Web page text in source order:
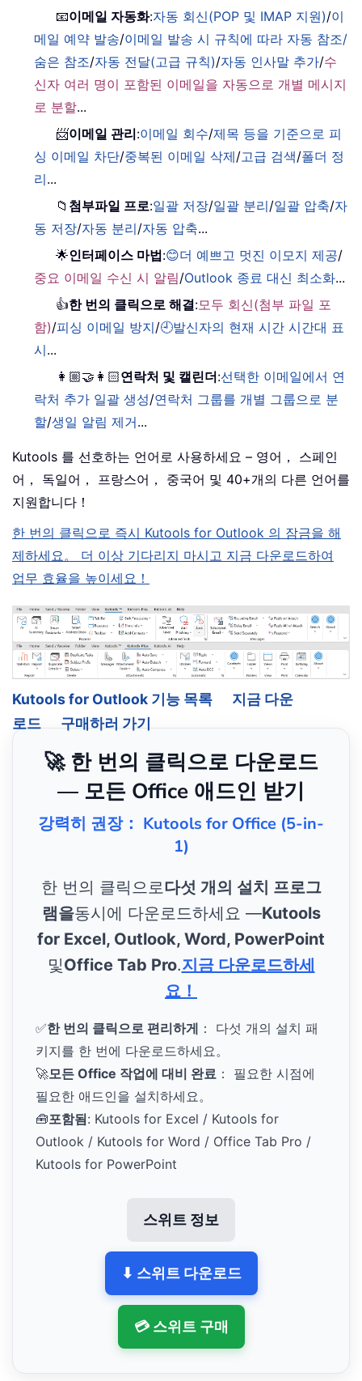
📧이메일 자동화:자동 회신(POP 및 IMAP 지원)/이
메일 예약 발송/이메일 발송 시 규칙에 따라 자동 참조/
숨은 참조/자동 전달(고급 규칙)/자동 인사말 추가/수
신자 여러 명이 포함된 이메일을 자동으로 개별 메시지
로 분할...
📨이메일 관리:이메일 회수/제목 등을 기준으로 피
싱 이메일 차단/중복된 이메일 삭제/고급 검색/폴더 정
리...
📁 첨부파일 프로:일괄 저장/일괄 분리/일괄 압축/자
동 저장/자동 분리/자동 압축...
🌟인터페이스 마법:😊더 예쁘고 멋진 이모지 제공/
중요 이메일 수신 시 알림/Outlook 종료 대신 최소화...
👍한 번의 클릭으로 해결:모두 회신(첨부 파일 포
함)/피싱 이메일 방지/🕘발신자의 현재 시간 시간대 표
시...
👩🏼‍🤝‍👩🏻연락처 및 캘린더:선택한 이메일에서 연
락처 추가 일괄 생성/연락처 그룹를 개별 그룹으로 분
할/생일 알림 제거...
Kutools 를 선호하는 언어로 사용하세요 – 영어， 스페인
어， 독일어， 프랑스어， 중국어 및 40+개의 다른 언어를
지원합니다！
한 번의 클릭으로 즉시 Kutools for Outlook 의 잠금을 해
제하세요。 더 이상 기다리지 마시고 지금 다운로드하여
업무 효율을 높이세요！
Kutools for Outlook 기능 목록
지금 다운
로드
구매하러 가기
🚀 한 번의 클릭으로 다운로드
— 모든 Office 애드인 받기
강력히 권장： Kutools for Office (5-in-
1)
한 번의 클릭으로다섯 개의 설치 프로그
램을동시에 다운로드하세요 —Kutools
for Excel, Outlook, Word, PowerPoint
및Office Tab Pro.지금 다운로드하세
요！
✅한 번의 클릭으로 편리하게 ： 다섯 개의 설치 패
키지를 한 번에 다운로드하세요。
🚀모든 Office 작업에 대비 완료 ： 필요한 시점에
필요한 애드인을 설치하세요。
🧰포함됨: Kutools for Excel / Kutools for
Outlook / Kutools for Word / Office Tab Pro /
Kutools for PowerPoint
스위트 정보
⬇ 스위트 다운로드
💳 스위트 구매